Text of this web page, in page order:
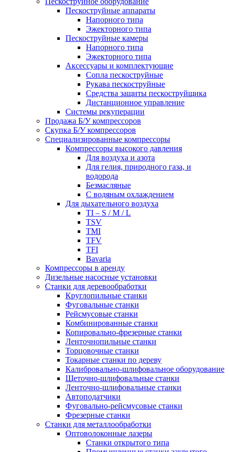
Пескоструйные аппараты
Напорного типа
Эжекторного типа
Пескоструйные камеры
Напорного типа
Эжекторного типа
Аксессуары и комплектующие
Сопла пескоструйные
Рукава пескоструйные
Средства защиты пескоструйщика
Дистанционное управление
Системы рекуперации
Продажа Б/У компрессоров
Скупка Б/У компрессоров
Специализированные компрессоры
Компрессоры высокого давления
Для воздуха и азота
Для гелия, природного газа, и
водорода
Безмасляные
С водяным охлаждением
Для дыхательного воздуха
TI – S / M / L
TSV
TMI
TFV
TFI
Bavaria
Компрессоры в аренду
Дизельные насосные установки
Станки для деревообработки
Круглопильные станки
Фуговальные станки
Рейсмусовые станки
Комбинированные станки
Копировально-фрезерные станки
Ленточнопильные станки
Торцовочные станки
Токарные станки по дереву
Калибровально-шлифовальное оборудование
Щеточно-шлифовальные станки
Ленточно-шлифовальные станки
Автоподатчики
Фуговально-рейсмусовые станки
Фрезерные станки
Станки для металлообработки
Оптоволоконные лазеры
Станки открытого типа